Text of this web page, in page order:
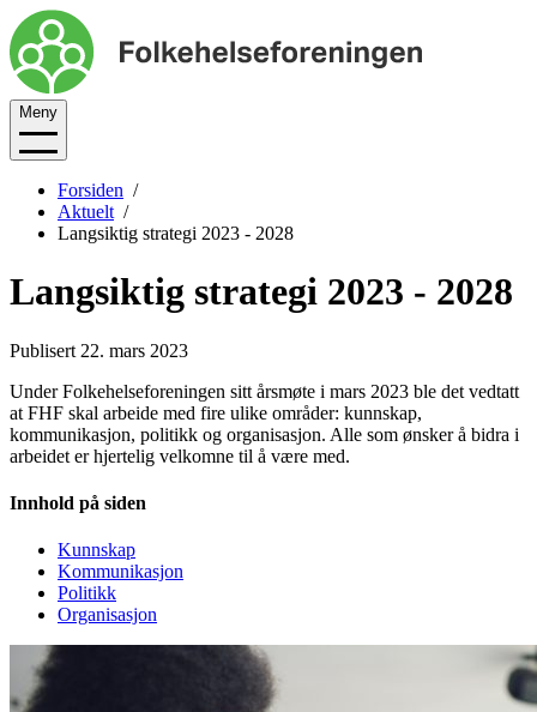
Meny
Forsiden
Aktuelt
Langsiktig strategi 2023 - 2028
Langsiktig strategi 2023 - 2028
Publisert 22. mars 2023
Under Folkehelseforeningen sitt årsmøte i mars 2023 ble det vedtatt
at FHF skal arbeide med fire ulike områder: kunnskap,
kommunikasjon, politikk og organisasjon. Alle som ønsker å bidra i
arbeidet er hjertelig velkomne til å være med.
Innhold på siden
Kunnskap
Kommunikasjon
Politikk
Organisasjon